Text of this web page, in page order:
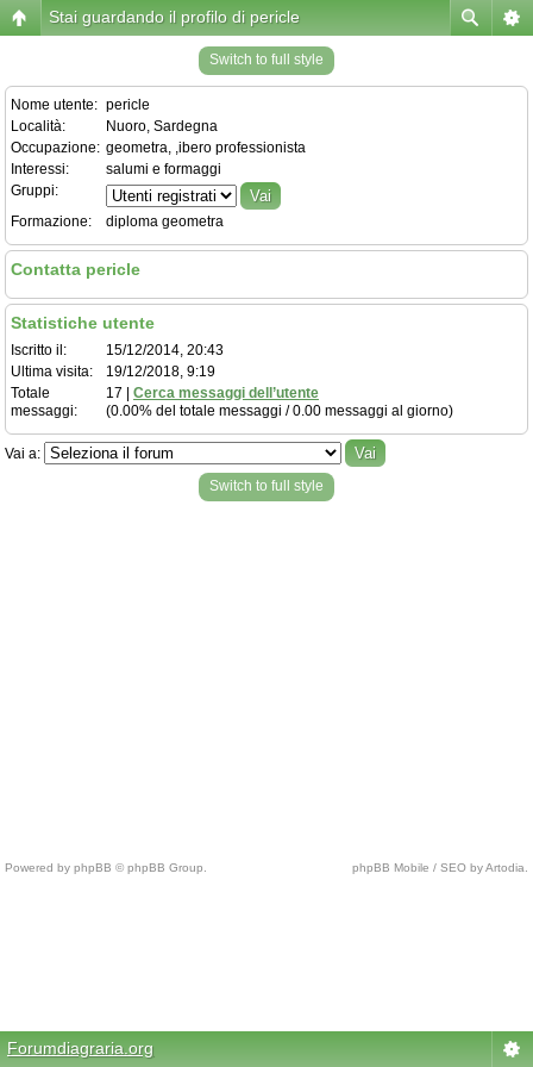
Stai guardando il profilo di pericle
Switch to full style
Nome utente: pericle
Località:
Nuoro, Sardegna
Occupazione: geometra, ,ibero professionista
Interessi:
salumi e formaggi
Gruppi:
Formazione:
diploma geometra
Contatta pericle
Statistiche utente
Iscritto il:
15/12/2014, 20:43
Ultima visita:
19/12/2018, 9:19
Totale
messaggi:
17 | Cerca messaggi dell’utente
(0.00% del totale messaggi / 0.00 messaggi al giorno)
Vai a:
Switch to full style
Powered by phpBB © phpBB Group. phpBB Mobile / SEO by Artodia.
n
f
Forumdiagraria.org